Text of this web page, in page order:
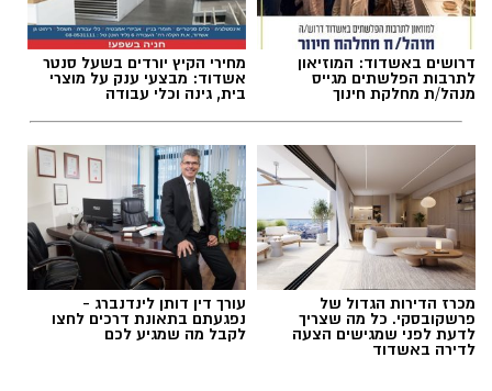
חופי, התייעלות אנרגטית, צמצום תנועת משאיות
וקידום אנרגיות מתחדשות בשטחי הנמל.
תגים:מחלף אשדוד, כביש 4 , עבודות תחזוקה
דרושים באשדוד: המוזיאון
לתרבות הפלשתים מגייס
מנהל/ת מחלקת חינוך
מחירי הקיץ יורדים בשעל סנטר
אשדוד: מבצעי ענק על מוצרי
בית, גינה וכלי עבודה
מכרז הדירות הגדול של
פרשקובסקי. כל מה שצריך
לדעת לפני שמגישים הצעה
לדירה באשדוד
עורך דין דותן לינדנברג -
נפגעתם בתאונת דרכים לחצו
לקבל מה שמגיע לכם